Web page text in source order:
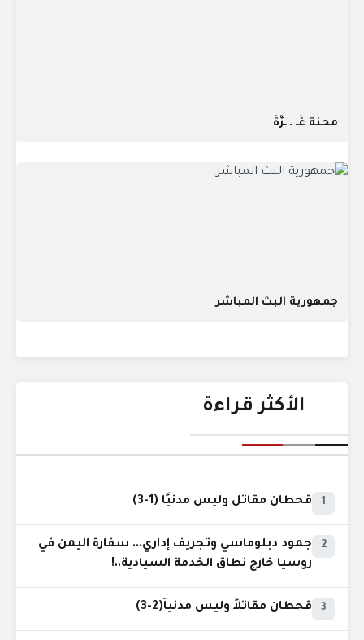
محنة غَـ ـ ـزَّةُ
جمهورية البث المباشر
الأكثر قراءة
1 قحطان مقاتل وليس مدنيًا (1-3)
2
جمود دبلوماسي وتجريف إداري... سفارة اليمن في
روسيا خارج نطاق الخدمة السيادية..!
3 قحطان مقاتلاً وليس مدنياً(2-3)